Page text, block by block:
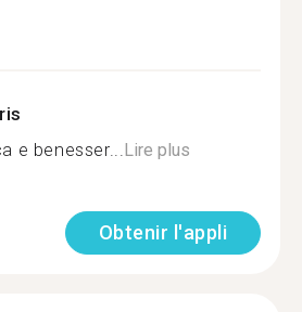
e benesser...Lire plus
Obtenir l'appli